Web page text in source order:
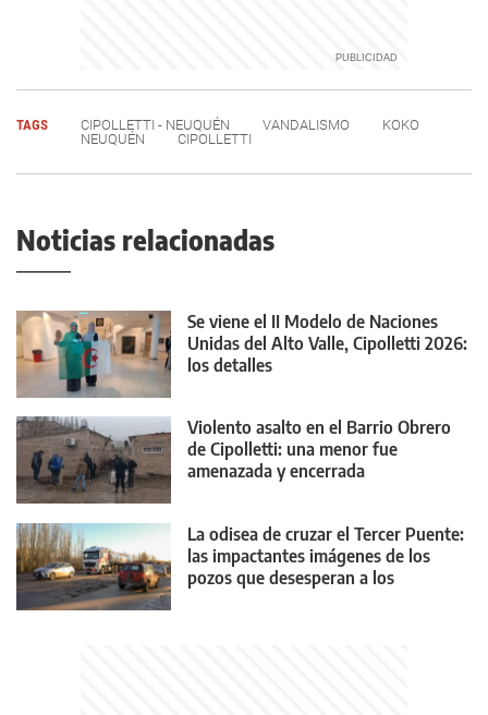
TAGS CIPOLLETTI - NEUQUÉN VANDALISMO
KOKO
NEUQUÉN
CIPOLLETTI
Noticias relacionadas
Se viene el II Modelo de Naciones
Unidas del Alto Valle, Cipolletti 2026:
los detalles
Violento asalto en el Barrio Obrero
de Cipolletti: una menor fue
amenazada y encerrada
La odisea de cruzar el Tercer Puente:
las impactantes imágenes de los
pozos que desesperan a los